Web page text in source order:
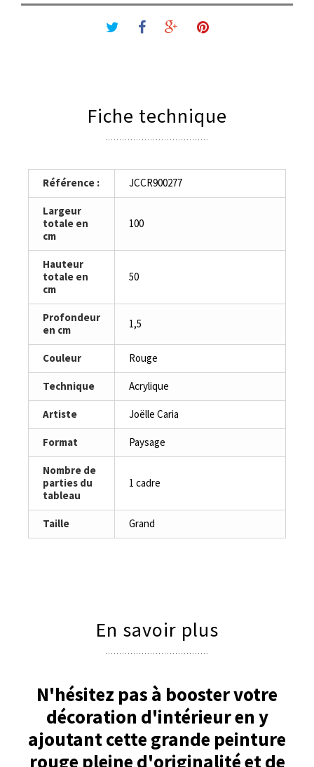
Fiche technique
Référence : JCCR900277
Largeur
totale en
cm
100
Hauteur
totale en
cm
50
Profondeur
en cm
1,5
Couleur Rouge
Technique Acrylique
Artiste Joëlle Caria
Format Paysage
Nombre de
parties du
tableau
1 cadre
Taille Grand
En savoir plus
N'hésitez pas à booster votre
décoration d'intérieur en y
ajoutant cette grande peinture
rouge pleine d'originalité et de